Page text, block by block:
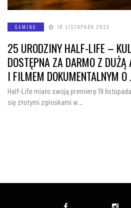
GAMING 18 LISTOPADA 2023
25 URODZINY HALF-LIFE –
DOSTĘPNA ZA DARMO Z
I FILMEM DOKUMENTALNYM O
Half-Life miało swoją premierę 19
się złotymi zgłoskami w…